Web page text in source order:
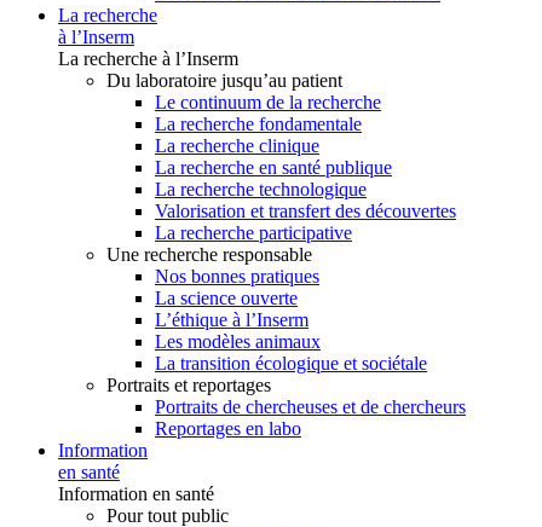
La recherche
à l’Inserm
La recherche à l’Inserm
Du laboratoire jusqu’au patient
Le continuum de la recherche
La recherche fondamentale
La recherche clinique
La recherche en santé publique
La recherche technologique
Valorisation et transfert des découvertes
La recherche participative
Une recherche responsable
Nos bonnes pratiques
La science ouverte
L’éthique à l’Inserm
Les modèles animaux
La transition écologique et sociétale
Portraits et reportages
Portraits de chercheuses et de chercheurs
Reportages en labo
Information
en santé
Information en santé
Pour tout public